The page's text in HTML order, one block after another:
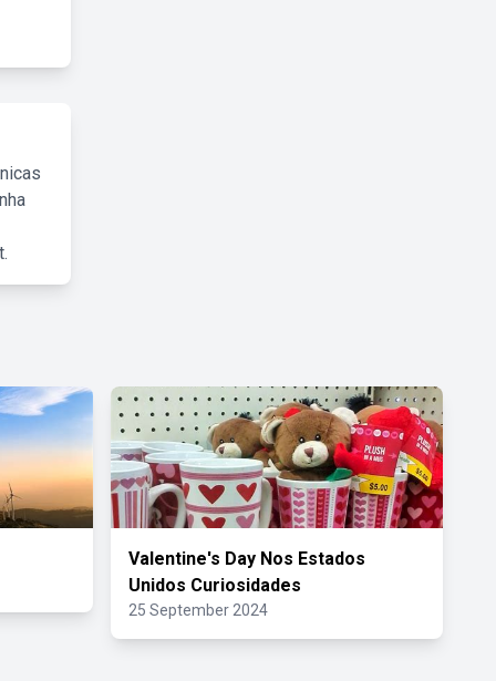
Valentine's Day Nos Estados
Unidos Curiosidades
25 September 2024